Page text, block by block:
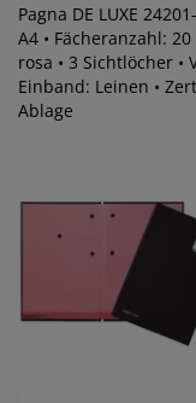
Pagna DE LUXE
A4 • Fächeranzahl:
rosa • 3 Sichtlöcher
Einband: Leinen •
Ablage